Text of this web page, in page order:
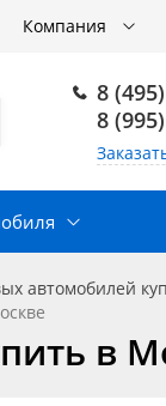
Компания
8
8
автомобилей
в